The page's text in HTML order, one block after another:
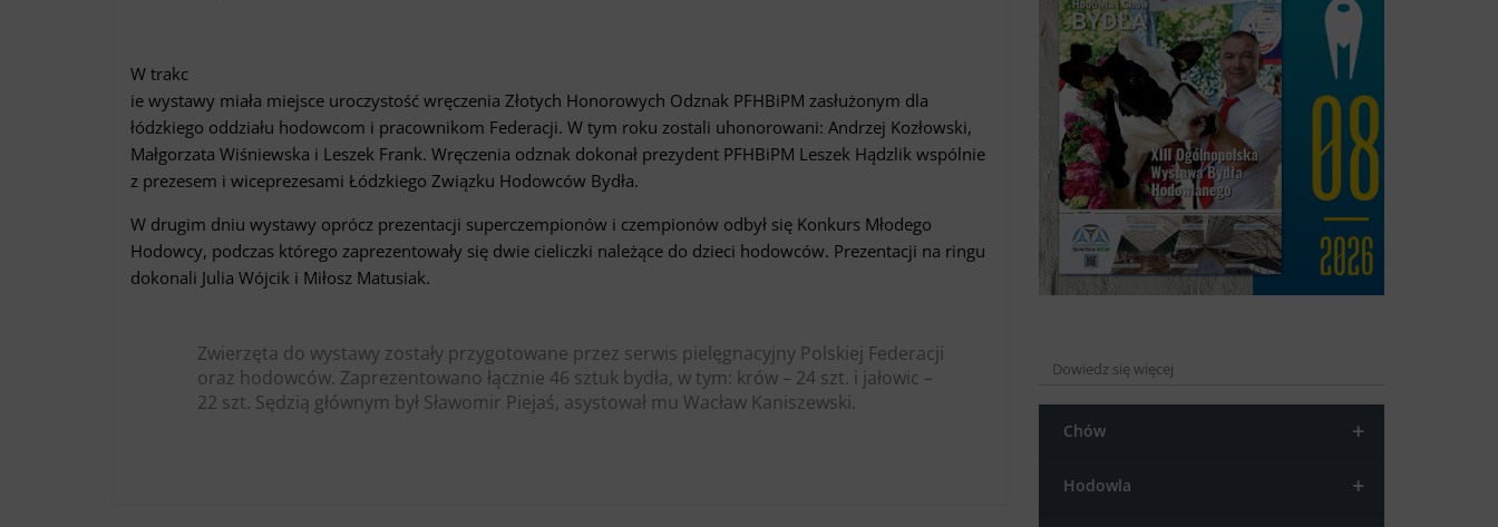
W trakc
ie wystawy miała miejsce uroczystość wręczenia Złotych Honorowych Odznak PFHBiPM zasłużonym dla
łódzkiego oddziału hodowcom i pracownikom Federacji. W tym roku zostali uhonorowani: Andrzej Kozłowski,
Małgorzata Wiśniewska i Leszek Frank. Wręczenia odznak dokonał prezydent PFHBiPM Leszek Hądzlik wspólnie
z prezesem i wiceprezesami Łódzkiego Związku Hodowców Bydła.
W drugim dniu wystawy oprócz prezentacji superczempionów i czempionów odbył się Konkurs Młodego
Hodowcy, podczas którego zaprezentowały się dwie cieliczki należące do dzieci hodowców. Prezentacji na ringu
dokonali Julia Wójcik i Miłosz Matusiak.
Zwierzęta do wystawy zostały przygotowane przez serwis pielęgnacyjny Polskiej Federacji
oraz hodowców. Zaprezentowano łącznie 46 sztuk bydła, w tym: krów – 24 szt. i jałowic –
22 szt. Sędzią głównym był Sławomir Piejaś, asystował mu Wacław Kaniszewski.
Dowiedz się więcej
+
Chów
+
Hodowla